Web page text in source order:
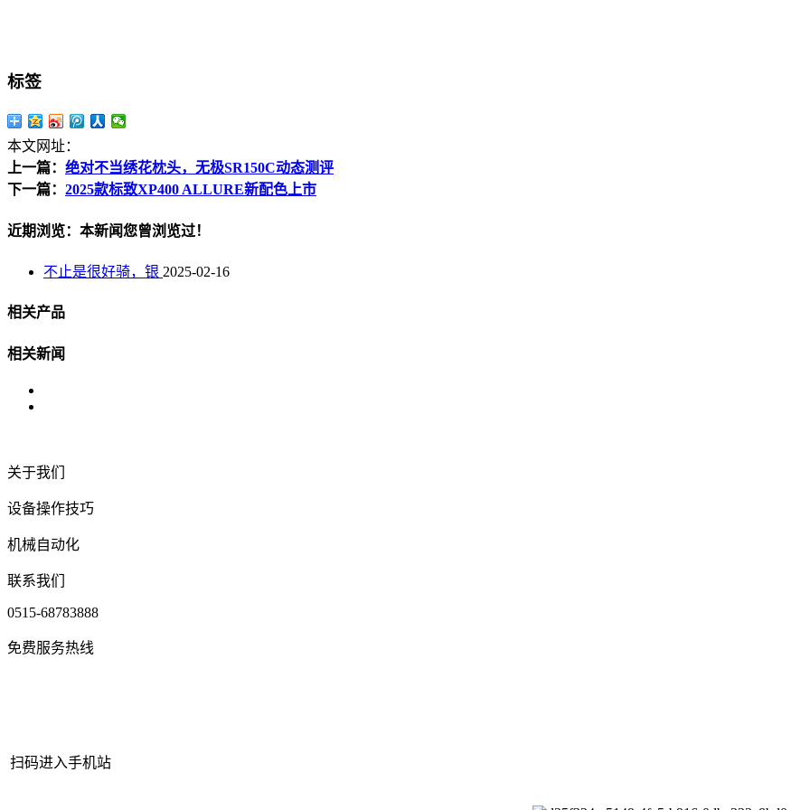
标签
本文网址：
上一篇： 绝对不当绣花枕头，无极SR150C动态测评
下一篇： 2025款标致XP400 ALLURE新配色上市
近期浏览：本新闻您曾浏览过！
不止是很好骑，银 2025-02-16
相关产品
相关新闻
关于我们
设备操作技巧
机械自动化
联系我们
0515-68783888
免费服务热线
扫码进入手机站